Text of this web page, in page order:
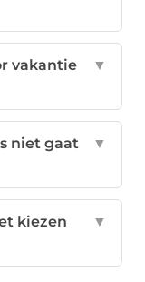
vakantie
▼
niet gaat
▼
kiezen
▼